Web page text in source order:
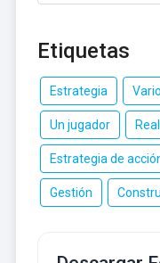
Etiquetas
Estrategia
Un jugador
Estrategia de
Gestión